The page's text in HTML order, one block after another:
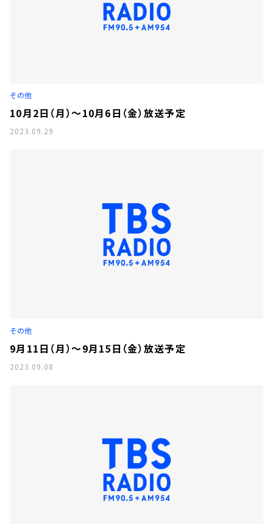
その他
10月2日（月）～10月6日（金）放送予定
2023.09.29
その他
9月11日（月）～9月15日（金）放送予定
2023.09.08